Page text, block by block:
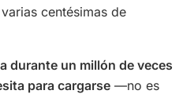
centésimas de
durante un millón de veces
para cargarse —no es